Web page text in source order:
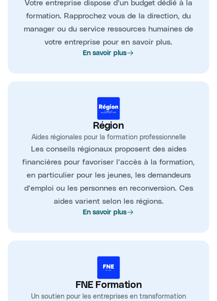
Votre entreprise dispose d’un budget dédié à la
formation. Rapprochez vous de la direction, du
manager ou du service ressources humaines de
votre entreprise pour en savoir plus.
En savoir plus
Région
Aides régionales pour la formation professionnelle
Les conseils régionaux proposent des aides
financières pour favoriser l’accès à la formation,
en particulier pour les jeunes, les demandeurs
d’emploi ou les personnes en reconversion. Ces
aides varient selon les régions.
En savoir plus
FNE Formation
Un soutien pour les entreprises en transformation